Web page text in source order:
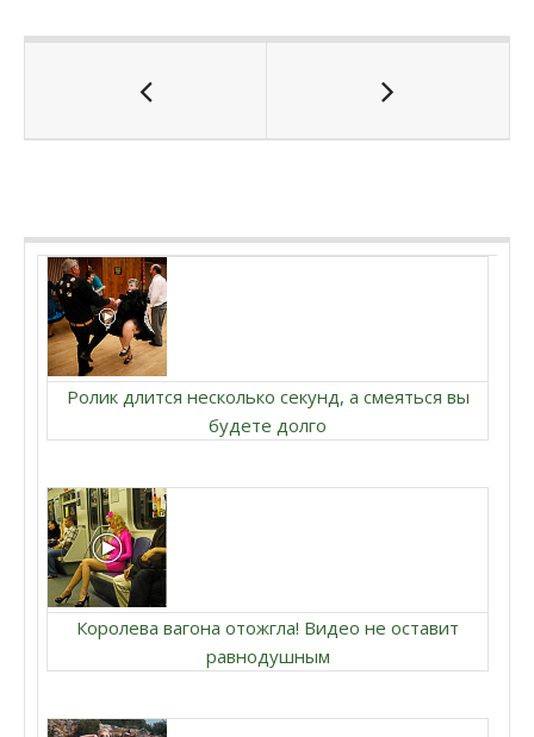
Ролик длится несколько секунд, а смеяться вы
будете долго
Королева вагона отожгла! Видео не оставит
равнодушным